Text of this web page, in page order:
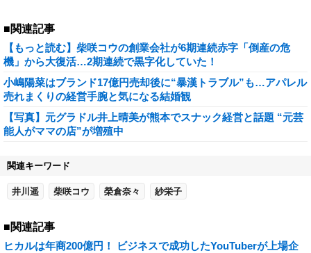
■関連記事
【もっと読む】柴咲コウの創業会社が6期連続赤字「倒産の危
機」から大復活…2期連続で黒字化していた！
小嶋陽菜はブランド17億円売却後に“暴漢トラブル”も…アパレル
売れまくりの経営手腕と気になる結婚観
【写真】元グラドル井上晴美が熊本でスナック経営と話題 “元芸
能人がママの店”が増殖中
関連キーワード
井川遥 柴咲コウ 榮倉奈々 紗栄子
■関連記事
ヒカルは年商200億円！ ビジネスで成功したYouTuberが上場企